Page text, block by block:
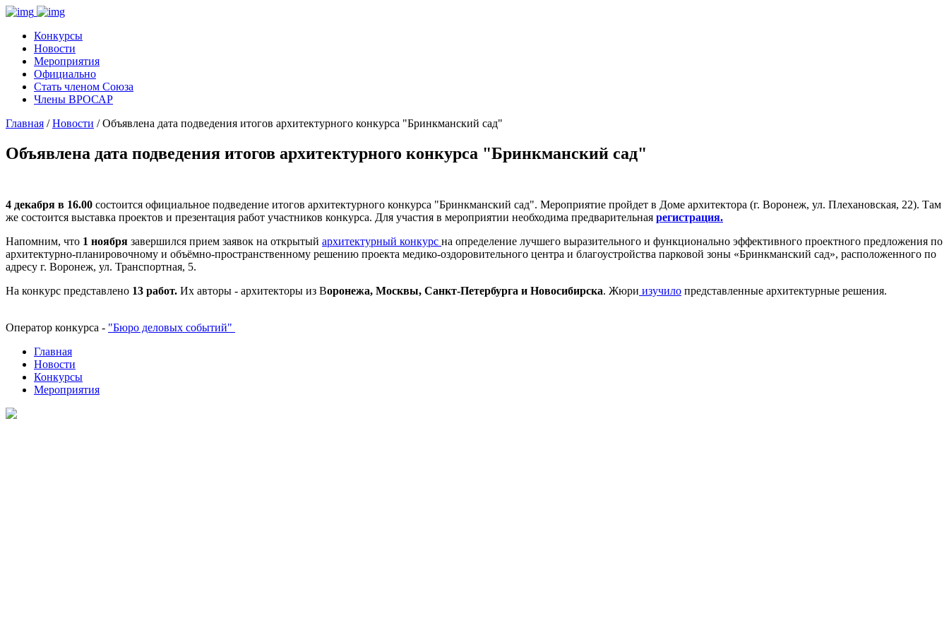
Конкурсы
Новости
Мероприятия
Официально
Стать членом Союза
Члены ВРОСАР
Главная /Новости / Объявлена дата подведения итогов архитектурного конкурса "Бринкманский сад"
Объявлена дата подведения итогов архитектурного конкурса "Бринкманский сад"
4 декабря в 16.00 состоится официальное подведение итогов архитектурного конкурса "Бринкманский сад". Мероприятие пройдет в Доме архитектора (г. Воронеж, ул. Плехановская, 22). Там
же состоится выставка проектов и презентация работ участников конкурса. Для участия в мероприятии необходима предварительная регистрация.
Напомним, что 1 ноября завершился прием заявок на открытый архитектурный конкурс на определение лучшего выразительного и функционально эффективного проектного предложения по
архитектурно-планировочному и объёмно-пространственному решению проекта медико-оздоровительного центра и благоустройства парковой зоны «Бринкманский сад», расположенного по
адресу г. Воронеж, ул. Транспортная, 5.
На конкурс представлено 13 работ. Их авторы - архитекторы из Воронежа, Москвы, Санкт-Петербурга и Новосибирска. Жюри изучило представленные архитектурные решения.
Оператор конкурса - "Бюро деловых событий"
Главная
Новости
Конкурсы
Мероприятия